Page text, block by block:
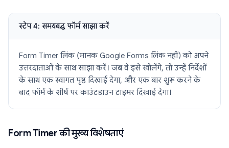
स्टेप 4: समयबद्ध फॉर्म साझा करें
Form Timer लिंक (मानक Google Forms लिंक नहीं) को अपने
उत्तरदाताओं के साथ साझा करें। जब वे इसे खोलेंगे, तो उन्हें निर्देशों
के साथ एक स्वागत पृष्ठ दिखाई देगा, और एक बार शुरू करने के
बाद फॉर्म के शीर्ष पर काउंटडाउन टाइमर दिखाई देगा।
Form Timer की मुख्य विशेषताएं